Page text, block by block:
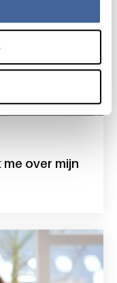
me over mijn
“ik ben blij dat ik